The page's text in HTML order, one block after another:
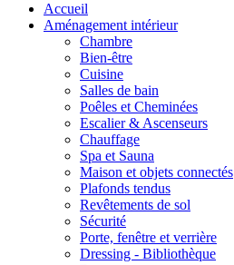
Accueil
Aménagement intérieur
Chambre
Bien-être
Cuisine
Salles de bain
Poêles et Cheminées
Escalier & Ascenseurs
Chauffage
Spa et Sauna
Maison et objets connectés
Plafonds tendus
Revêtements de sol
Sécurité
Porte, fenêtre et verrière
Dressing - Bibliothèque